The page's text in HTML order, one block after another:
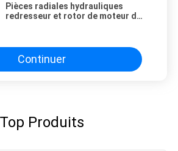
Pièces radiales hydrauliques
redresseur et rotor de moteur de
Continuer
Top Produits